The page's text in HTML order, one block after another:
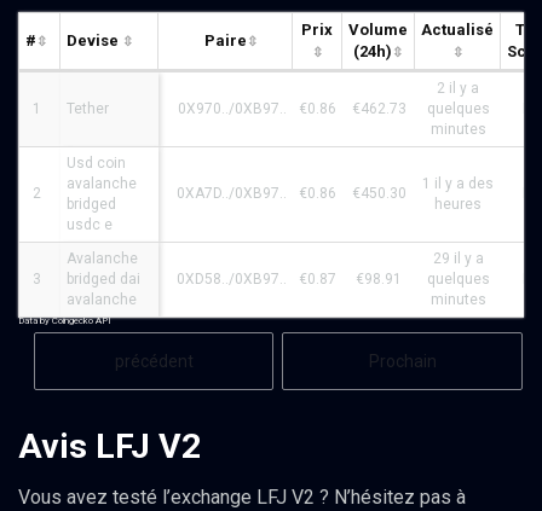
précédent Prochain
# Devise Paire
Prix
Volume
(24h)
Actualisé
1 Tether 0X970../0XB97.. €0.86 €462.73
2 il y a
quelques
minutes
2
Usd coin
avalanche
bridged
usdc e
0XA7D../0XB97.. €0.86 €450.30
1 il y a des
heures
3
Avalanche
bridged dai
avalanche
0XD58../0XB97.. €0.87 €98.91
29 il y a
quelques
minutes
Data by Coingecko API
Avis LFJ V2
Vous avez testé l’exchange LFJ V2 ? N’hésitez pas à